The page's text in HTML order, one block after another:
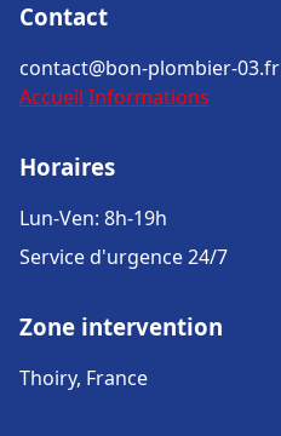
Contact
contact@bon-plombier-03.fr
Accueil Informations
Horaires
Lun-Ven: 8h-19h
Service d'urgence 24/7
Zone intervention
Thoiry, France